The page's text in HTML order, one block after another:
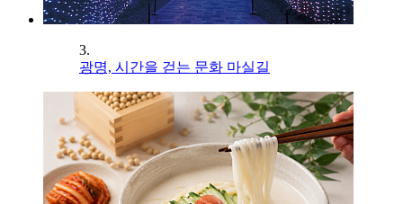
3.
광명, 시간을 걷는 문화 마실길